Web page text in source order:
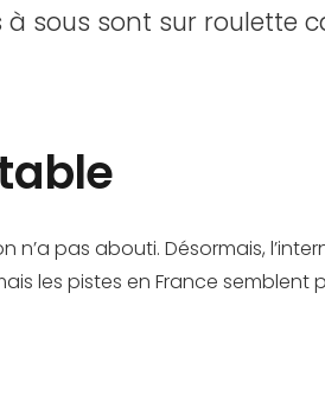
à sous sont sur roulette
n’a pas abouti. Désormais,
les pistes en France